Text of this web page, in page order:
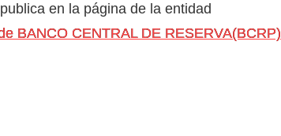
en la página de la entidad
BANCO CENTRAL DE RESERVA(BCRP)